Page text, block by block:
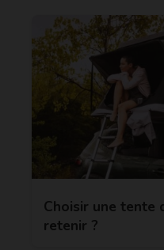
Choisir une tente
retenir ?